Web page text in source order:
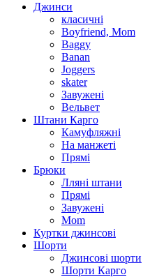
Джинси
класичні
Boyfriend, Mom
Baggy
Banan
Joggers
skater
Завужені
Вельвет
Штани Карго
Камуфляжні
На манжеті
Прямі
Брюки
Лляні штани
Прямі
Завужені
Mom
Куртки джинсові
Шорти
Джинсові шорти
Шорти Карго